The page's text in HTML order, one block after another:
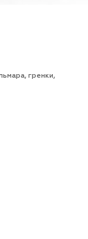
гренки,